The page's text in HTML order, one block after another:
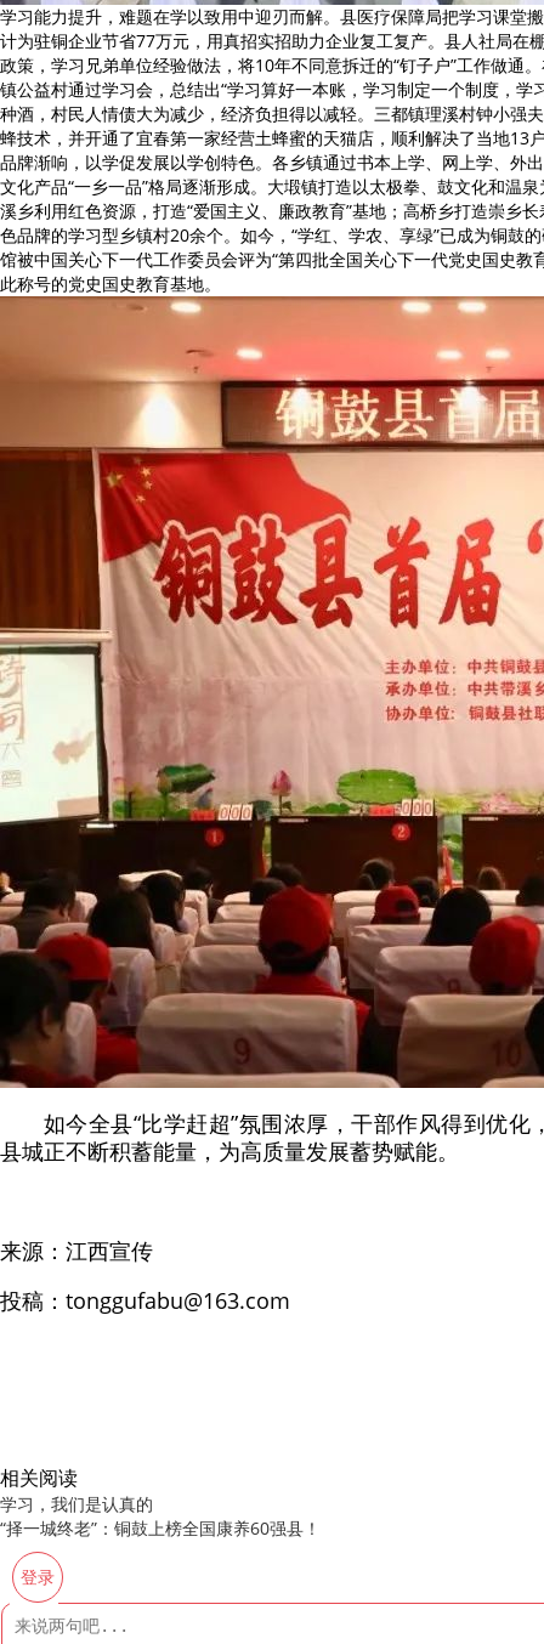
学习能力提升，难题在学以致用中迎刃而解。县医疗保障局把学习课堂
计为驻铜企业节省77万元，用真招实招助力企业复工复产。县人社局在
政策，学习兄弟单位经验做法，将10年不同意拆迁的“钉子户”工作做通
镇公益村通过学习会，总结出“学习算好一本账，学习制定一个制度，学
种酒，村民人情债大为减少，经济负担得以减轻。三都镇理溪村钟小强
蜂技术，并开通了宜春第一家经营土蜂蜜的天猫店，顺利解决了当地13
品牌渐响，以学促发展以学创特色。各乡镇通过书本上学、网上学、外
文化产品“一乡一品”格局逐渐形成。大塅镇打造以太极拳、鼓文化和温
溪乡利用红色资源，打造“爱国主义、廉政教育”基地；高桥乡打造崇乡
色品牌的学习型乡镇村20余个。如今，“学红、学农、享绿”已成为铜鼓
馆被中国关心下一代工作委员会评为“第四批全国关心下一代党史国史教
此称号的党史国史教育基地。
如今全县“比学赶超”氛围浓厚，干部作风得到优
县城正不断积蓄能量，为高质量发展蓄势赋能。
来源：江西宣传
投稿： tonggufabu@163.com
相关阅读
学习，我们是认真的
“择一城终老”：铜鼓上榜全国康养60强县！
登录